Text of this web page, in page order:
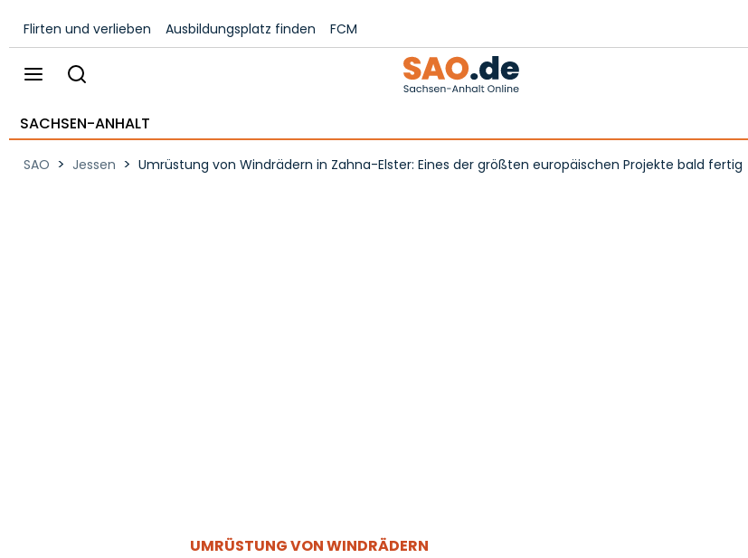
Flirten und verlieben Ausbildungsplatz finden FCM
SACHSEN-ANHALT
SAO > Jessen > Umrüstung von Windrädern in Zahna-Elster: Eines der größten europäischen Projekte bald fertig
UMRÜSTUNG VON WINDRÄDERN